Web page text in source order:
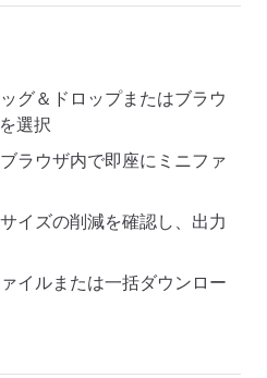
グ＆ドロップまたはブラウ
選択
ラウザ内で即座にミニファ
イズの削減を確認し、出力
イルまたは一括ダウンロー